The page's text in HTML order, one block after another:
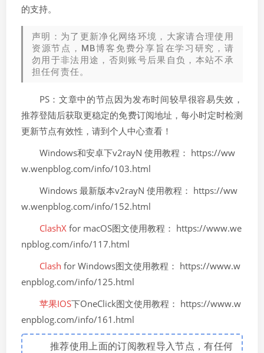
的支持。
声明：为了更新净化网络环境，大家请合理使用
资源节点，MB博客免费分享旨在学习研究，请
勿用于非法用途，否则账号后果自负，本站不承
担任何责任。
PS：文章中的节点因为发布时间较早很容易失效，
推荐登陆后获取更稳定的免费订阅地址，每小时定时检测
更新节点有效性，请到个人中心查看！
Windows和安卓下v2rayN 使用教程： https://ww
w.wenpblog.com/info/103.html
Windows 最新版本v2rayN 使用教程： https://ww
w.wenpblog.com/info/152.html
ClashXfor macOS图文使用教程： https://www.we
npblog.com/info/117.html
Clash for Windows图文使用教程： https://www.w
enpblog.com/info/125.html
苹果IOS下OneClick图文使用教程： https://www.w
enpblog.com/info/161.html
推荐使用上面的订阅教程导入节点，有任何